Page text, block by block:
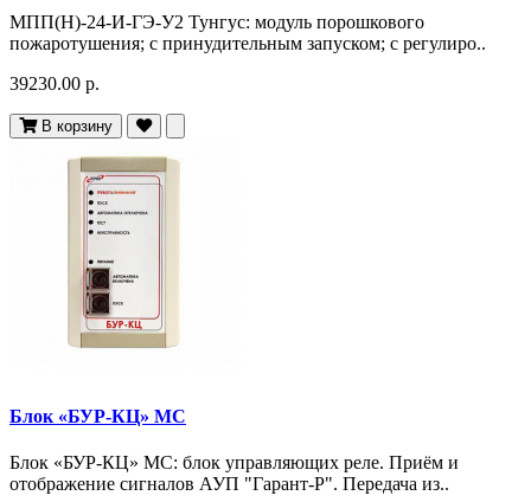
МПП(Н)-24-И-ГЭ-У2 Тунгус: модуль порошкового
пожаротушения; с принудительным запуском; с регулиро..
39230.00 р.
В корзину
Блок «БУР-КЦ» МС
Блок «БУР-КЦ» МС: блок управляющих реле. Приём и
отображение сигналов АУП "Гарант-Р". Передача из..